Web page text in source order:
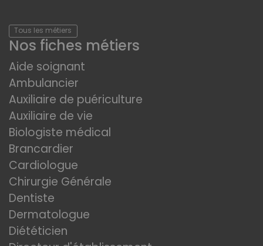
Tous les métiers
Nos fiches métiers
Aide soignant
Ambulancier
Auxiliaire de puériculture
Auxiliaire de vie
Biologiste médical
Brancardier
Cardiologue
Chirurgie Générale
Dentiste
Dermatologue
Diététicien